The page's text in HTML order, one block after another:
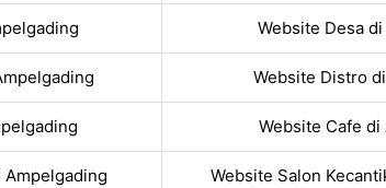
Website Desa
Website Distro
Website Cafe
Ampelgading Website Salon